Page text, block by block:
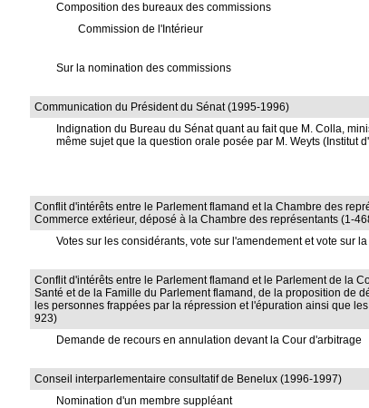
Composition des bureaux des commissions
Commission de l'Intérieur
Sur la nomination des commissions
Communication du Président du Sénat (1995-1996)
Indignation du Bureau du Sénat quant au fait que M. Colla,
même sujet que la question orale posée par M. Weyts (Institut
Conflit d'intérêts entre le Parlement flamand et la Chambre des
Commerce extérieur, déposé à la Chambre des représentants (1-
Votes sur les considérants, vote sur l'amendement et vote sur
Conflit d'intérêts entre le Parlement flamand et le Parlement de la
Santé et de la Famille du Parlement flamand, de la proposition de
les personnes frappées par la répression et l'épuration ainsi que
923)
Demande de recours en annulation devant la Cour d'arbitrage
Conseil interparlementaire consultatif de Benelux (1996-1997)
Nomination d'un membre suppléant